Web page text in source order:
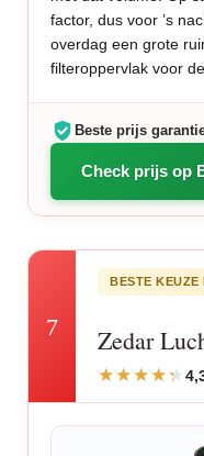
factor, dus voor ’s
overdag een grote
filteroppervlak voor
Beste prijs
Check prijs op
7
BESTE KEUZE
Zedar